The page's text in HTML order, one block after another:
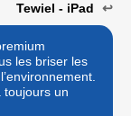
Tewiel - iPad ↩
les briser les
toujours un